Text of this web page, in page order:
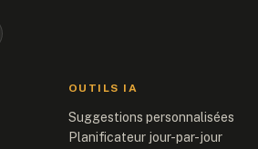
OUTILS IA
Suggestions personnalisées
Planificateur jour-par-jour